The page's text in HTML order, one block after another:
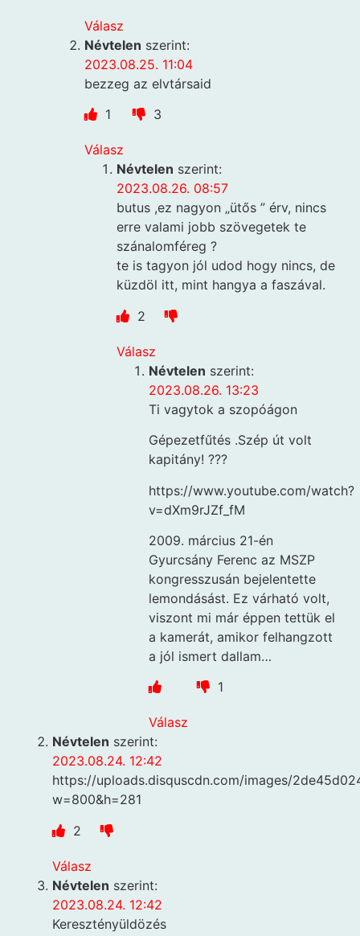
Válasz
Névtelen szerint:
2023.08.25. 11:04
bezzeg az elvtársaid
1
3
Válasz
Névtelen szerint:
2023.08.26. 08:57
butus ,ez nagyon „ütős ” érv, nincs
erre valami jobb szövegetek te
szánalomféreg ?
te is tagyon jól udod hogy nincs, de
küzdöl itt, mint hangya a faszával.
2
Válasz
Névtelen szerint:
2023.08.26. 13:23
Ti vagytok a szopóágon
Gépezetfűtés .Szép út volt
kapitány! ???
https://www.youtube.com/watch?
v=dXm9rJZf_fM
2009. március 21-én
Gyurcsány Ferenc az MSZP
kongresszusán bejelentette
lemondásást. Ez várható volt,
viszont mi már éppen tettük el
a kamerát, amikor felhangzott
a jól ismert dallam…
1
Válasz
Névtelen szerint:
2023.08.24. 12:42
https://uploads.disquscdn.com/images/
w=800&h=281
2
Válasz
Névtelen szerint:
2023.08.24. 12:42
Keresztényüldözés